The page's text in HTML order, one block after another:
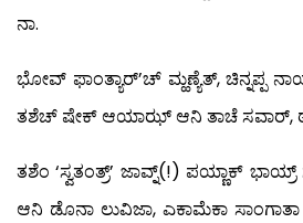
ನಾ.
ಭೋವ್ ಫಾಂತ್ಯಾರ್’ಚ್ ಮ್ಹಣ್ಯೆತ್, ಚಿನ್ನಪ್ಪ
ತಶೆಚ್ ಷೇಕ್ ಆಯಾಝ್ ಆನಿ ತಾಚೆ ಸವಾರ್,
ತಶೆಂ ‘ಸ್ವತಂತ್ರ್’ ಜಾವ್ನ್(!) ಪಯ್ಣಾಕ್
ಆನಿ ಡೊನಾ ಲುವಿಜಾ, ಎಕಾಮೆಕಾ